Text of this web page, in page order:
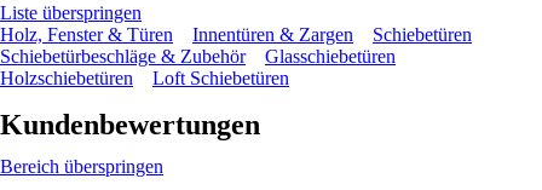
Liste überspringen
Holz, Fenster & Türen
Innentüren & Zargen
Schiebetüren
Schiebetürbeschläge & Zubehör
Glasschiebetüren
Holzschiebetüren
Loft Schiebetüren
Kundenbewertungen
Bereich überspringen